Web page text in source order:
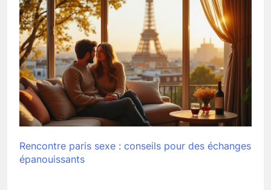
Rencontre paris sexe : conseils pour des échanges
épanouissants